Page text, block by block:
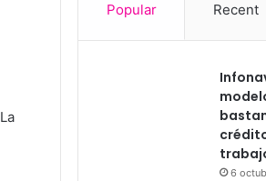
Popular Recent
6